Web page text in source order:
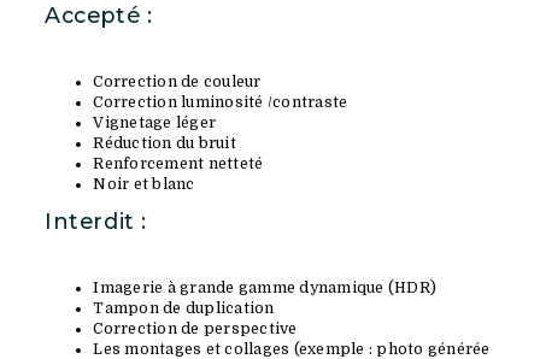
Accepté :
Correction de couleur
Correction luminosité /contraste
Vignetage léger
Réduction du bruit
Renforcement netteté
Noir et blanc
Interdit :
Imagerie à grande gamme dynamique (HDR)
Tampon de duplication
Correction de perspective
Les montages et collages (exemple : photo générée